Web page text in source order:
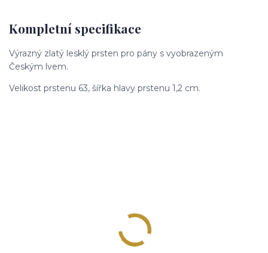
Kompletní specifikace
Výrazný zlatý lesklý prsten pro pány s vyobrazeným
Českým lvem.
Velikost prstenu 63, šířka hlavy prstenu 1,2 cm.